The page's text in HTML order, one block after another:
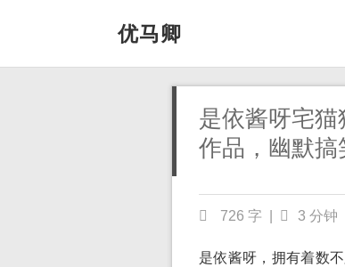
优马卿
是依酱呀宅
作品，幽默搞
726 字 3 分钟
是依酱呀，拥有着数